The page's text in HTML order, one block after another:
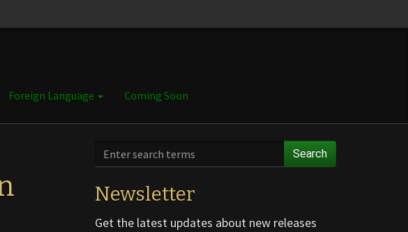
Foreign Language Coming Soon
Search
Newsletter
Get the latest updates about new releases